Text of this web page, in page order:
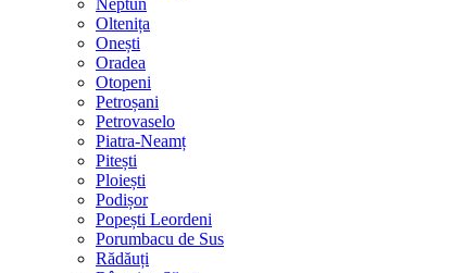
Neptun
Oltenița
Onești
Oradea
Otopeni
Petroșani
Petrovaselo
Piatra-Neamț
Pitești
Ploiești
Podișor
Popești Leordeni
Porumbacu de Sus
Rădăuți